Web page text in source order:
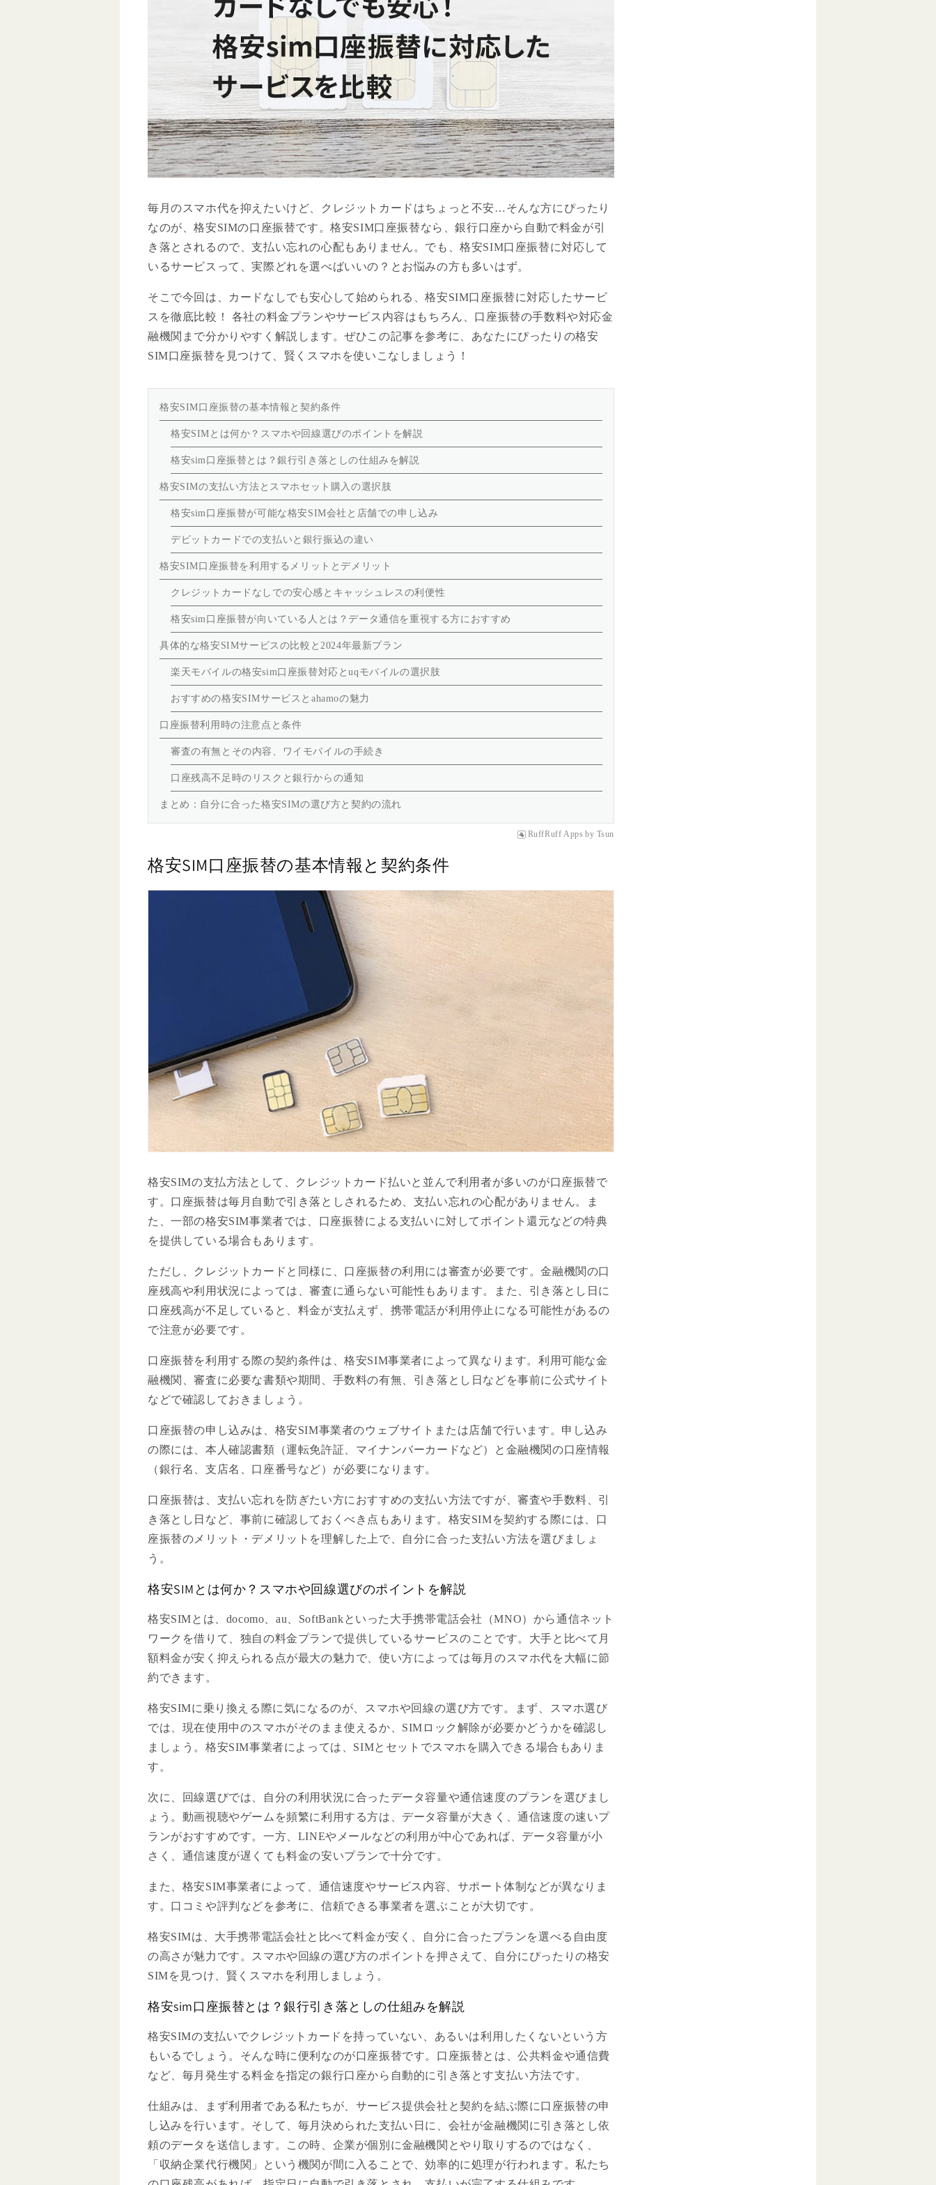
毎月のスマホ代を抑えたいけど、クレジットカードはちょっと不安…そんな方にぴったり
なのが、格安SIMの口座振替です。格安SIM口座振替なら、銀行口座から自動で料金が引
き落とされるので、支払い忘れの心配もありません。でも、格安SIM口座振替に対応して
いるサービスって、実際どれを選べばいいの？とお悩みの方も多いはず。
そこで今回は、カードなしでも安心して始められる、格安SIM口座振替に対応したサービ
スを徹底比較！ 各社の料金プランやサービス内容はもちろん、口座振替の手数料や対応金
融機関まで分かりやすく解説します。ぜひこの記事を参考に、あなたにぴったりの格安
SIM口座振替を見つけて、賢くスマホを使いこなしましょう！
格安SIM口座振替の基本情報と契約条件
格安SIMとは何か？スマホや回線選びのポイントを解説
格安sim口座振替とは？銀行引き落としの仕組みを解説
格安SIMの支払い方法とスマホセット購入の選択肢
格安sim口座振替が可能な格安SIM会社と店舗での申し込み
デビットカードでの支払いと銀行振込の違い
格安SIM口座振替を利用するメリットとデメリット
クレジットカードなしでの安心感とキャッシュレスの利便性
格安sim口座振替が向いている人とは？データ通信を重視する方におすすめ
具体的な格安SIMサービスの比較と2024年最新プラン
楽天モバイルの格安sim口座振替対応とuqモバイルの選択肢
おすすめの格安SIMサービスとahamoの魅力
口座振替利用時の注意点と条件
審査の有無とその内容、ワイモバイルの手続き
口座残高不足時のリスクと銀行からの通知
まとめ：自分に合った格安SIMの選び方と契約の流れ
RuffRuff Apps by Tsun
格安SIM口座振替の基本情報と契約条件
格安SIMの支払方法として、クレジットカード払いと並んで利用者が多いのが口座振替で
す。口座振替は毎月自動で引き落としされるため、支払い忘れの心配がありません。ま
た、一部の格安SIM事業者では、口座振替による支払いに対してポイント還元などの特典
を提供している場合もあります。
ただし、クレジットカードと同様に、口座振替の利用には審査が必要です。金融機関の口
座残高や利用状況によっては、審査に通らない可能性もあります。また、引き落とし日に
口座残高が不足していると、料金が支払えず、携帯電話が利用停止になる可能性があるの
で注意が必要です。
口座振替を利用する際の契約条件は、格安SIM事業者によって異なります。利用可能な金
融機関、審査に必要な書類や期間、手数料の有無、引き落とし日などを事前に公式サイト
などで確認しておきましょう。
口座振替の申し込みは、格安SIM事業者のウェブサイトまたは店舗で行います。申し込み
の際には、本人確認書類（運転免許証、マイナンバーカードなど）と金融機関の口座情報
（銀行名、支店名、口座番号など）が必要になります。
口座振替は、支払い忘れを防ぎたい方におすすめの支払い方法ですが、審査や手数料、引
き落とし日など、事前に確認しておくべき点もあります。格安SIMを契約する際には、口
座振替のメリット・デメリットを理解した上で、自分に合った支払い方法を選びましょ
う。
格安SIMとは何か？スマホや回線選びのポイントを解説
格安SIMとは、docomo、au、SoftBankといった大手携帯電話会社（MNO）から通信ネット
ワークを借りて、独自の料金プランで提供しているサービスのことです。大手と比べて月
額料金が安く抑えられる点が最大の魅力で、使い方によっては毎月のスマホ代を大幅に節
約できます。
格安SIMに乗り換える際に気になるのが、スマホや回線の選び方です。まず、スマホ選び
では、現在使用中のスマホがそのまま使えるか、SIMロック解除が必要かどうかを確認し
ましょう。格安SIM事業者によっては、SIMとセットでスマホを購入できる場合もありま
す。
次に、回線選びでは、自分の利用状況に合ったデータ容量や通信速度のプランを選びまし
ょう。動画視聴やゲームを頻繁に利用する方は、データ容量が大きく、通信速度の速いプ
ランがおすすめです。一方、LINEやメールなどの利用が中心であれば、データ容量が小
さく、通信速度が遅くても料金の安いプランで十分です。
また、格安SIM事業者によって、通信速度やサービス内容、サポート体制などが異なりま
す。口コミや評判などを参考に、信頼できる事業者を選ぶことが大切です。
格安SIMは、大手携帯電話会社と比べて料金が安く、自分に合ったプランを選べる自由度
の高さが魅力です。スマホや回線の選び方のポイントを押さえて、自分にぴったりの格安
SIMを見つけ、賢くスマホを利用しましょう。
格安sim口座振替とは？銀行引き落としの仕組みを解説
格安SIMの支払いでクレジットカードを持っていない、あるいは利用したくないという方
もいるでしょう。そんな時に便利なのが口座振替です。口座振替とは、公共料金や通信費
など、毎月発生する料金を指定の銀行口座から自動的に引き落とす支払い方法です。
仕組みは、まず利用者である私たちが、サービス提供会社と契約を結ぶ際に口座振替の申
し込みを行います。そして、毎月決められた支払い日に、会社が金融機関に引き落とし依
頼のデータを送信します。この時、企業が個別に金融機関とやり取りするのではなく、
「収納企業代行機関」という機関が間に入ることで、効率的に処理が行われます。私たち